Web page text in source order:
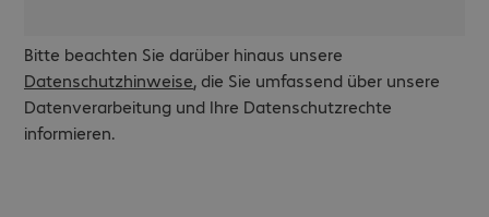
Bitte beachten Sie darüber hinaus unsere
Datenschutzhinweise, die Sie umfassend über unsere
Datenverarbeitung und Ihre Datenschutzrechte
informieren.